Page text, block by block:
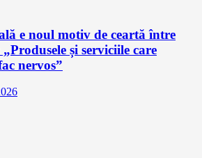
e noul motiv de ceartă între
și serviciile care
nervos”